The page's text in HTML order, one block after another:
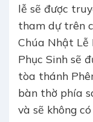
lễ sẽ được
tham dự trên
Chúa Nhật Lễ
Phục Sinh sẽ
tòa thánh
bàn thờ phía
và sẽ không